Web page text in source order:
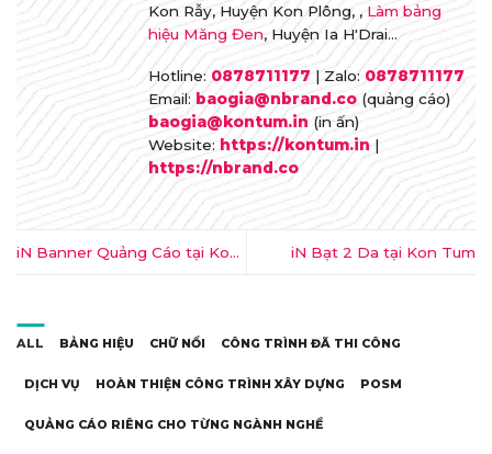
Kon Rẫy, Huyện Kon Plông, , Làm bảng
hiệu Măng Đen, Huyện Ia H'Drai...
Hotline: 0878711177 | Zalo: 0878711177
Email:baogia@nbrand.co (quảng cáo)
baogia@kontum.in (in ấn)
Website: https://kontum.in |
https://nbrand.co
iN Banner Quảng Cáo tại Kon
iN Bạt 2 Da tại Kon Tum
ALL BẢNG HIỆU CHỮ NỔI CÔNG TRÌNH ĐÃ THI CÔNG
DỊCH VỤ HOÀN THIỆN CÔNG TRÌNH XÂY DỰNG POSM
QUẢNG CÁO RIÊNG CHO TỪNG NGÀNH NGHỀ